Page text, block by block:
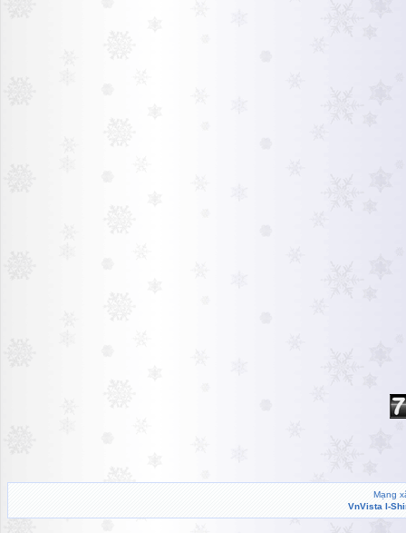
Mạng
VnVista I-